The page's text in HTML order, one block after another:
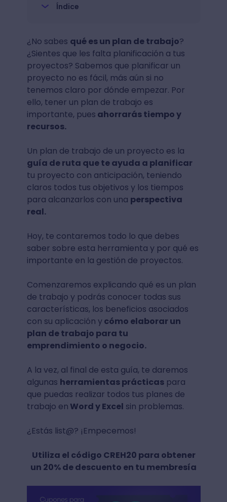
Índice
¿No sabes qué es un plan de trabajo?
¿Sientes que les falta planificación a tus
proyectos? Sabemos que planificar un
proyecto no es fácil, más aún si no
tenemos claro por dónde empezar. Por
ello, tener un plan de trabajo es
importante, pues ahorrarás tiempo y
recursos.
Un plan de trabajo de un proyecto es la
guía de ruta que te ayuda a planificar
tu proyecto con anticipación, teniendo
claros todos tus objetivos y los tiempos
para alcanzarlos con una perspectiva
real.
Hoy, te contaremos todo lo que debes
saber sobre esta herramienta y por qué es
importante en la gestión de proyectos.
Comenzaremos explicando qué es un plan
de trabajo y podrás conocer todas sus
características, los beneficios asociados
con su aplicación ycómo elaborar un
plan de trabajo para tu
emprendimiento o negocio.
A la vez, al final de esta guía, te daremos
algunas herramientas prácticaspara
que puedas realizar todos tus planes de
trabajo en Word y Excel sin problemas.
¿Estás list@? ¡Empecemos!
Utiliza el código CREH20 para obtener
un 20% de descuento en tu membresía